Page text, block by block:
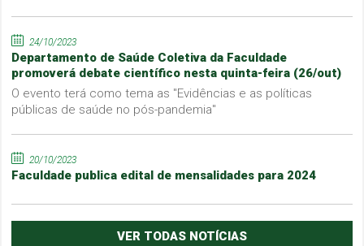
24/10/2023
Departamento de Saúde Coletiva da Faculdade
promoverá debate científico nesta quinta-feira (26/out)
O evento terá como tema as "Evidências e as políticas
públicas de saúde no pós-pandemia"
20/10/2023
Faculdade publica edital de mensalidades para 2024
VER TODAS NOTÍCIAS